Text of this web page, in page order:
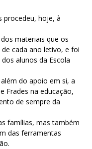
procedeu, hoje, à
materiais que os
cada ano letivo, e foi
alunos da Escola
do apoio em si, a
Frades na educação,
de sempre da
famílias, mas também
das ferramentas